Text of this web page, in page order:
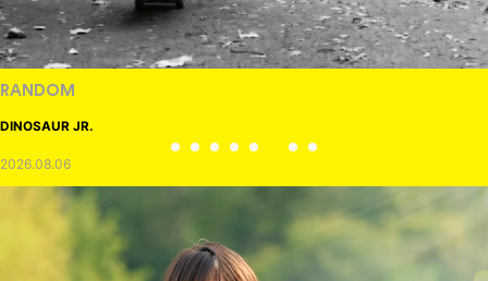
RANDOM
DINOSAUR JR.
2026.08.06